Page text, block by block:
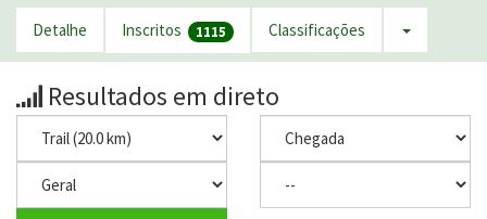
Detalhe Inscritos 1115 Classificações
Resultados em direto